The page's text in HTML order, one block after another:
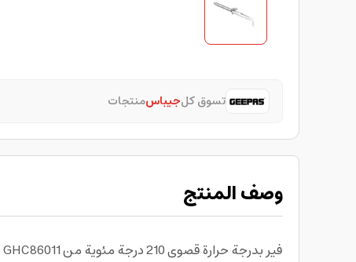
تسوق كلجيباسمنتجات
وصف المنتج
فير بدرجة حرارة قصوى 210 درجة مئوية من Geepas GHC86011 ليعطيك شعراً مموجاً ولتتميزي بأجمل التسريحات، احصل على فير شعر قصير من متجرنا جملة بأفضل الأسعار.